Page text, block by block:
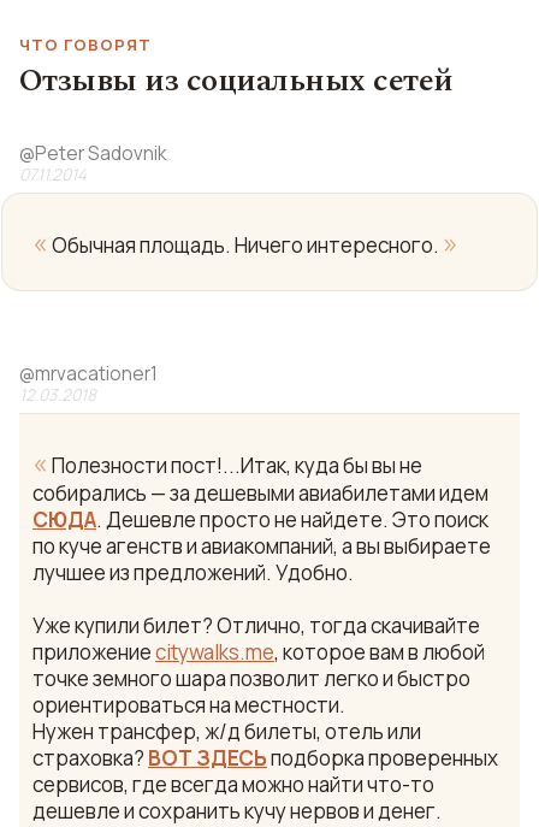
ЧТО ГОВОРЯТ
Отзывы из социальных сетей
@Peter Sadovnik
07.11.2014
« Обычная площадь. Ничего интересного. »
@mrvacationer1
12.03.2018
« Полезности пост!...Итак, куда бы вы не
собирались — за дешевыми авиабилетами идем
СЮДА. Дешевле просто не найдете. Это поиск
по куче агенств и авиакомпаний, а вы выбираете
лучшее из предложений. Удобно.
Уже купили билет? Отлично, тогда скачивайте
приложениеcitywalks.me, которое вам в любой
точке земного шара позволит легко и быстро
ориентироваться на местности.
Нужен трансфер, ж/д билеты, отель или
страховка? ВОТ ЗДЕСЬподборка проверенных
сервисов, где всегда можно найти что-то
дешевле и сохранить кучу нервов и денег.